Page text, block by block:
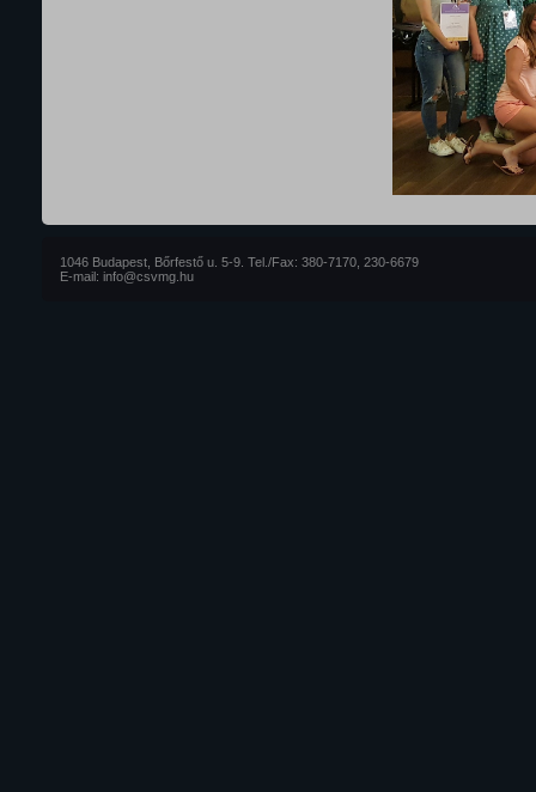
1046 Budapest, Bőrfestő u. 5-9. Tel./Fax: 380-7170, 230-6679
E-mail: info@csvmg.hu